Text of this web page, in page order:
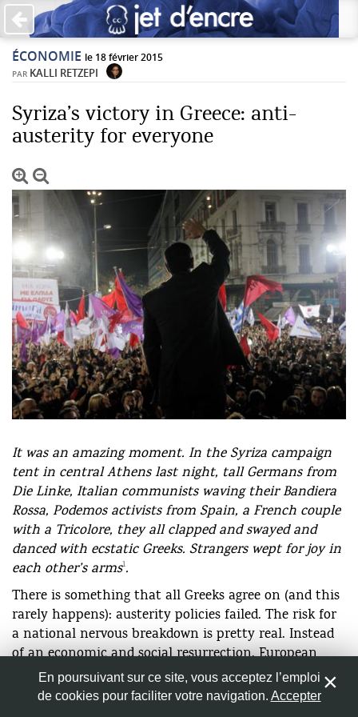
PAS DE COMMENTAIRES ×
Laisser une réponse
champs obligatoires sont indiqués avec *
Jet d'Encre vous prie d'inscrire vos commentaires dans un
esprit de dialogue et les limites du respect de chacun.
Commentaire
Adresse de messagerie*
Site web
Enregistrer mon nom, mon e-mail et mon site web dans
le navigateur pour mon prochain commentaire.
ÉCONOMIE le 18 février 2015
PAR KALLI RETZEPI
Syriza’s victory in Greece: anti-
austerity for everyone
Alexis Tsipras waves to his supporters in Athens
January 25th 2015. © AFP
It was an amazing moment. In the Syriza campaign
tent in central Athens last night, tall Germans from
Die Linke, Italian communists waving their Bandiera
Rossa, Podemos activists from Spain, a French couple
with a Tricolore, they all clapped and swayed and
danced with ecstatic Greeks. Strangers wept for joy in
each other’s arms1.
There is something that all Greeks agree on (and this
rarely happens): austerity policies failed. The risk for
a national nervous breakdown is pretty real. Instead
of an economic and social resurrection, European
Union (EU) and International Monetary Fund (IMF)
austerity initiatives led to an unemployment rate of
En poursuivant sur ce site, vous acceptez l’emploi
de cookies pour faciliter votre navigation. Accepter